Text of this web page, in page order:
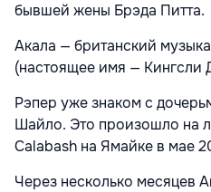
бывшей жены Брэда Питта.
Акала — британский
(настоящее имя —
Рэпер уже знаком с
Шайло. Это произошло на
Calabash на Ямайке в мае
Через несколько месяцев